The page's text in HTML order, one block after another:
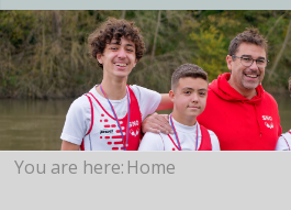
You are here: Home